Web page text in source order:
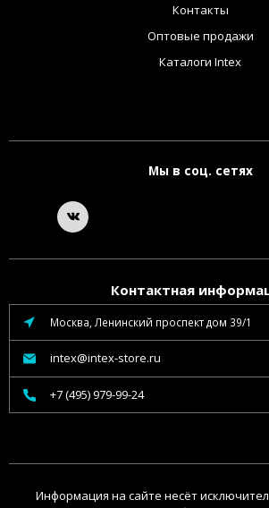
Контакты
Оптовые продажи
Каталоги Intex
Мы в соц. сетях
Контактная
Москва, Ленинский проспект дом 39/1
intex@intex-store.ru
+7 (495) 979-99-24
Информация на сайте несёт